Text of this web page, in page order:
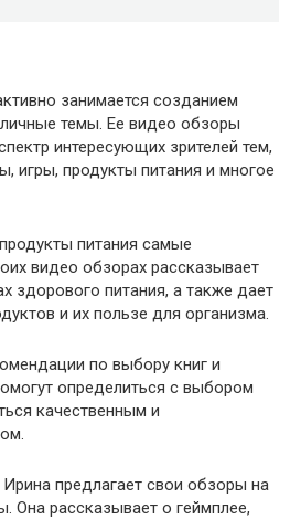
занимается созданием
темы. Ее видео обзоры
интересующих зрителей тем,
игры, продукты питания и многое
питания самые
видео обзорах рассказывает
здорового питания, а также дает
и их пользе для организма.
по выбору книг и
определиться с выбором
качественным и
предлагает свои обзоры на
Она рассказывает о геймплее,